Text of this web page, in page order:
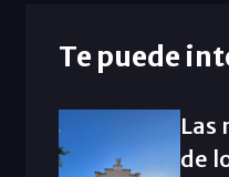
Te puede
Las
de